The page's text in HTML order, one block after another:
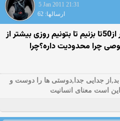
5 Jan 2011 21:31
ارسالها: 62
سلام ای بابا پست كه باید بیشتر از50تا بزنیم تا بتونیم روزی بیشتر از
چرا محدودیت داره؟چرا
بد,از جدایی جدا,دوستی ها را دوست و
است معنای انسانیت